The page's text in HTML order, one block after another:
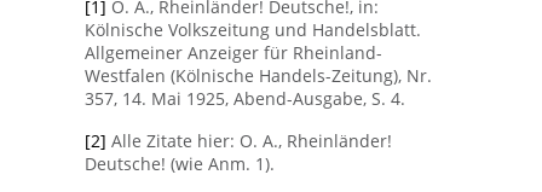
[1] O. A., Rheinländer! Deutsche!, in:
Kölnische Volkszeitung und Handelsblatt.
Allgemeiner Anzeiger für Rheinland-
Westfalen (Kölnische Handels-Zeitung), Nr.
357, 14. Mai 1925, Abend-Ausgabe, S. 4.
[2] Alle Zitate hier: O. A., Rheinländer!
Deutsche! (wie Anm. 1).